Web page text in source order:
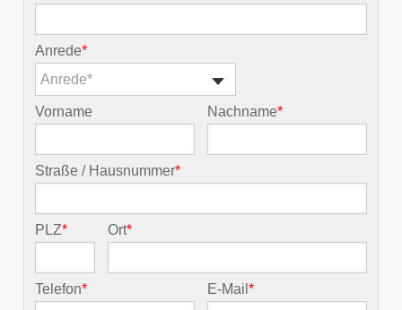
Anrede*
Anrede*
Vorname Nachname*
Straße / Hausnummer*
PLZ* Ort*
Telefon* E-Mail*